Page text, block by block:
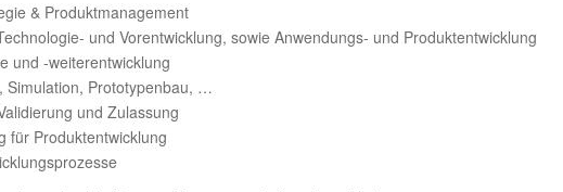
& Produktmanagement
und Vorentwicklung, sowie Anwendungs- und Produktentwicklung
und -weiterentwicklung
Simulation, Prototypenbau, …
und Zulassung
für Produktentwicklung